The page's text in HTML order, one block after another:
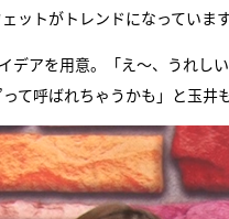
ットがトレンドになっています
デアを用意。「え〜、うれし
て呼ばれちゃうかも」と玉井